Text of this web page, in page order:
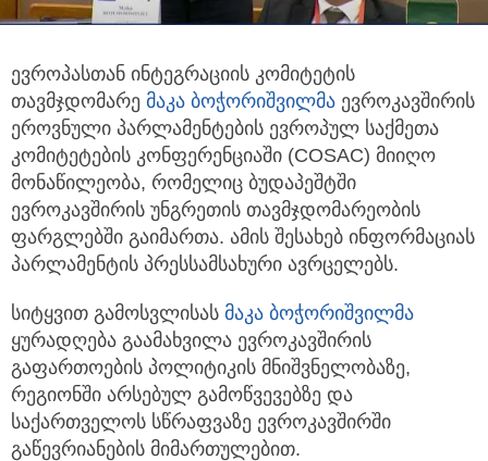
ევროპასთან ინტეგრაციის კომიტეტის
თავმჯდომარე მაკა ბოჭორიშვილმა ევროკავშირის
ეროვნული პარლამენტების ევროპულ საქმეთა
კომიტეტების კონფერენციაში (COSAC) მიიღო
მონაწილეობა, რომელიც ბუდაპეშტში
ევროკავშირის უნგრეთის თავმჯდომარეობის
ფარგლებში გაიმართა. ამის შესახებ ინფორმაციას
პარლამენტის პრესსამსახური ავრცელებს.
სიტყვით გამოსვლისას მაკა ბოჭორიშვილმა
ყურადღება გაამახვილა ევროკავშირის
გაფართოების პოლიტიკის მნიშვნელობაზე,
რეგიონში არსებულ გამოწვევებზე და
საქართველოს სწრაფვაზე ევროკავშირში
გაწევრიანების მიმართულებით.